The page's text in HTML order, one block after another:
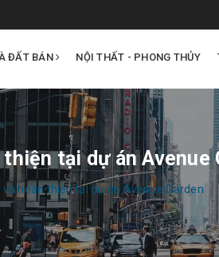
ĐẤT BÁN NỘI THẤT - PHONG THỦY
tại dự án Avenue
hoàn thiện tại dự án Avenue Garden